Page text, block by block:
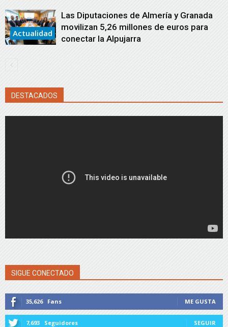
Actualidad
Las Diputaciones de Almería y Granada
movilizan 5,26 millones de euros para
conectar la Alpujarra
DESTACADOS
SIGUE CONECTADO
35,626 Fans ME GUSTA
7,693 Seguidores SEGUIR